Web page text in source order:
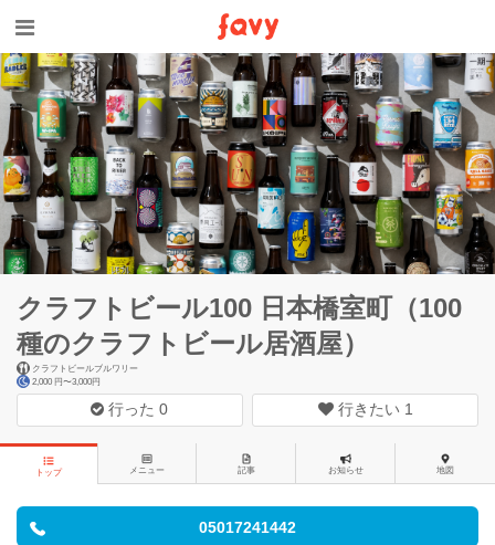
クラフトビール100 日本橋室町（100
種のクラフトビール居酒屋）
クラフトビールブルワリー
2,000 円〜3,000円
行った0 行きたい 1
トップ メニュー 記事 お知らせ 地図
05017241442